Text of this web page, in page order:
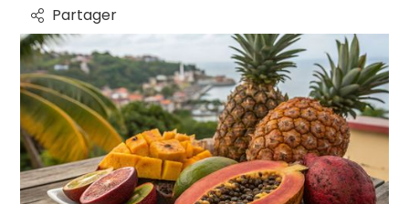
Partager